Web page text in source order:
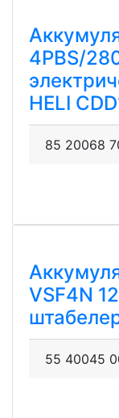
4PBS/
HELI
85 20068
VSF4N
55 40045